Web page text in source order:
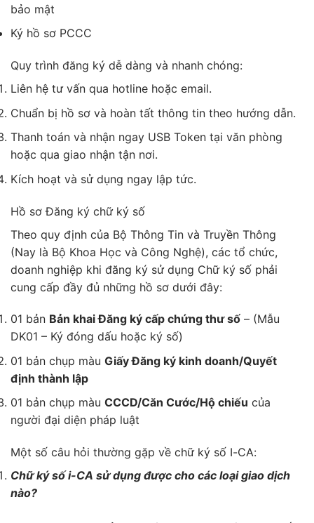
bảo mật
Ký hồ sơ PCCC
Quy trình đăng ký dễ dàng và nhanh chóng:
Liên hệ tư vấn qua hotline hoặc email.
Chuẩn bị hồ sơ và hoàn tất thông tin theo hướng dẫn.
Thanh toán và nhận ngay USB Token tại văn phòng
hoặc qua giao nhận tận nơi.
Kích hoạt và sử dụng ngay lập tức.
Hồ sơ Đăng ký chữ ký số
Theo quy định của Bộ Thông Tin và Truyền Thông
(Nay là Bộ Khoa Học và Công Nghệ), các tổ chức,
doanh nghiệp khi đăng ký sử dụng Chữ ký số phải
cung cấp đầy đủ những hồ sơ dưới đây:
01 bản Bản khai Đăng ký cấp chứng thư số– (Mẫu
DK01 – Ký đóng dấu hoặc ký số)
01 bản chụp màu Giấy Đăng ký kinh doanh/Quyết
định thành lập
01 bản chụp màu CCCD/Căn Cước/Hộ chiếu của
người đại diện pháp luật
Một số câu hỏi thường gặp về chữ ký số I-CA:
Chữ ký số i-CA sử dụng được cho các loại giao dịch
nào?